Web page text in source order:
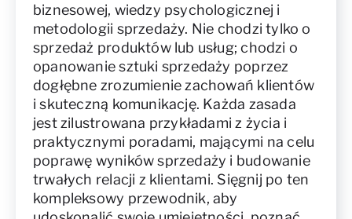
biznesowej, wiedzy psychologicznej i
metodologii sprzedaży. Nie chodzi tylko o
sprzedaż produktów lub usług; chodzi o
opanowanie sztuki sprzedaży poprzez
dogłębne zrozumienie zachowań klientów
i skuteczną komunikację. Każda zasada
jest zilustrowana przykładami z życia i
praktycznymi poradami, mającymi na celu
poprawę wyników sprzedaży i budowanie
trwałych relacji z klientami. Sięgnij po ten
kompleksowy przewodnik, aby